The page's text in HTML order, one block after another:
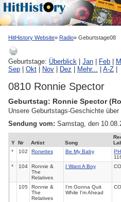
HitHistory Website Radio Geburtstage08
Geburtstage: Überblick Jan Feb
Sep
Okt Nov Dez Mehr... A-Z
0810 Ronnie Spector
Geburtstag: Ronnie Spector
Unsere Geburtstags-Geschichte
Sendung vom: Samstag, den
Y Nr Artist Song
*
102 Ronettes Be My Baby
* 104
Ronnie &
The
Relatives
I Want A Boy
105
Ronnie &
The
Relatives
I'm Gonna Quit
While I'm Ahead